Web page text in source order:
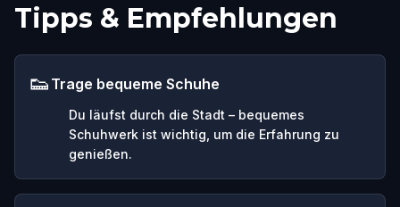
Tipps & Empfehlungen
👟 Trage bequeme Schuhe
Du läufst durch die Stadt – bequemes
Schuhwerk ist wichtig, um die Erfahrung zu
genießen.